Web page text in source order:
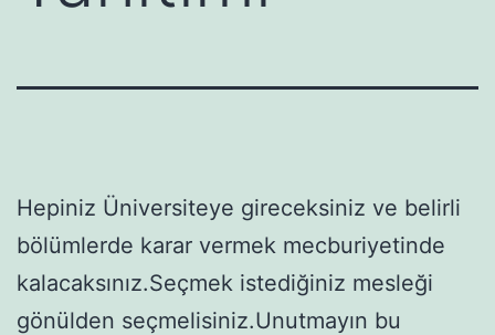
Hepiniz Üniversiteye gireceksiniz ve belirli
bölümlerde karar vermek mecburiyetinde
kalacaksınız.Seçmek istediğiniz mesleği
gönülden seçmelisiniz.Unutmayın bu